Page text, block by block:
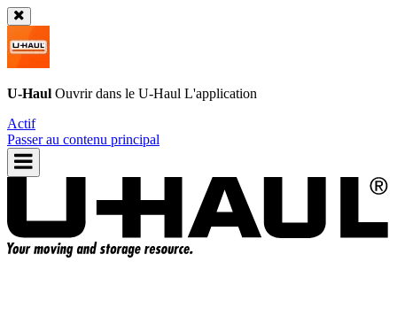
U-Haul Ouvrir dans le U-Haul L'application
Actif
Passer au contenu principal